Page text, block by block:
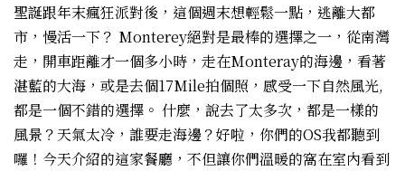
聖誕跟年末瘋狂派對後，這個週末想輕鬆一點，逃離大都
市，慢活一下？ Monterey絕對是最棒的選擇之一，從南灣
走，開車距離才一個多小時，走在Monteray的海邊，看著
湛藍的大海，或是去個17Mile拍個照，感受一下自然風光,
都是一個不錯的選擇。 什麼，說去了太多次，都是一樣的
風景？天氣太冷，誰要走海邊？好啦，你們的OS我都聽到
囉！今天介紹的這家餐廳，不但讓你們溫暖的窩在室內看到